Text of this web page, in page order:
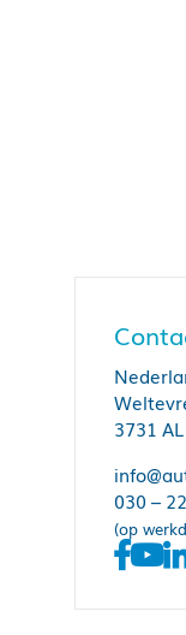
3731
030 –
(op